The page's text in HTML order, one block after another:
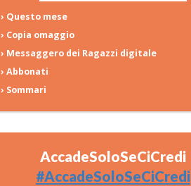
› Questo mese
› Copia omaggio
› Messaggero dei Ragazzi digitale
› Abbonati
› Sommari
AccadeSoloSeCiCredi
#AccadeSoloSeCiCredi